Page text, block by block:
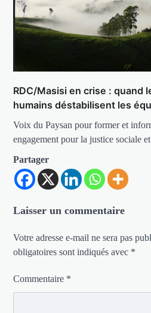
RDC/Masisi en crise : quand
humains déstabilisent les
Voix du Paysan pour former et
engagement pour la justice sociale
Partager
Laisser un commentaire
Votre adresse e-mail ne sera pas
obligatoires sont indiqués avec *
Commentaire *